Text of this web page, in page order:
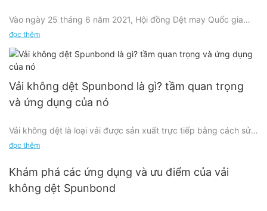
đã thông qua cuộc họp thẩm định thành tựu
khoa học và công nghệ
Vào ngày 25 tháng 6 năm 2021, Hội đồng Dệt may Quốc gia
Trung Quốc đã tổ chức "Thiết bị xử lý linh hoạt vật liệu không
Công ty TNHH Vật liệu mới Dương Châu Atlan đồng thực hiện.
và Đại học Nam Thông ở Dương Châu. và nghiên cứu ứng dụng
và phát triển" họp thẩm định dự án
đọc thêm
Vải không dệt Spunbond là gì? tầm quan trọng
và ứng dụng của nó
Vải không dệt là loại vải được sản xuất trực tiếp bằng cách sử
dụng sợi. Không giống như vải dệt thoi, loại sợi này không cần
lại, để sản xuất ra chúng, những sợi nhỏ được xếp thành dạng
tấm và chuyển thành vải bằng cách liên kết các sợi lại với nhau.
Việc liên kết có thể được thực hiện về mặt hóa học, cơ học
đọc thêm
Khám phá các ứng dụng và ưu điểm của vải
không dệt Spunbond